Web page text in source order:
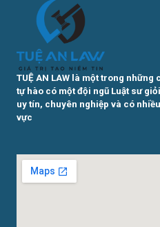
TUỆ AN LAW là một trong những
tự hào có một đội ngũ Luật sư
uy tín, chuyên nghiệp và có
vực